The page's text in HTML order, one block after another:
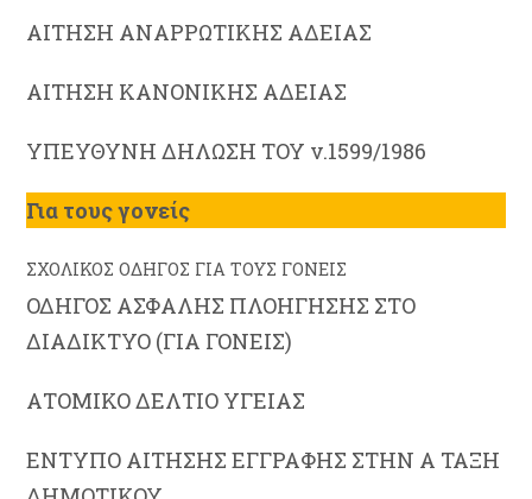
ΑΙΤΗΣΗ ΑΝΑΡΡΩΤΙΚΗΣ ΑΔΕΙΑΣ
ΑΙΤΗΣΗ ΚΑΝΟΝΙΚΗΣ ΑΔΕΙΑΣ
ΥΠΕΥΘΥΝΗ ΔΗΛΩΣΗ ΤΟΥ ν.1599/1986
Για τους γονείς
ΣΧΟΛΙΚΟΣ ΟΔΗΓΟΣ ΓΙΑ ΤΟΥΣ ΓΟΝΕΙΣ
ΟΔΗΓΟΣ ΑΣΦΑΛΗΣ ΠΛΟΗΓΗΣΗΣ ΣΤΟ
ΔΙΑΔΙΚΤΥΟ (ΓΙΑ ΓΟΝΕΙΣ)
ΑΤΟΜΙΚΟ ΔΕΛΤΙΟ ΥΓΕΙΑΣ
ΕΝΤΥΠΟ ΑΙΤΗΣΗΣ ΕΓΓΡΑΦΗΣ ΣΤΗΝ Α ΤΑΞΗ